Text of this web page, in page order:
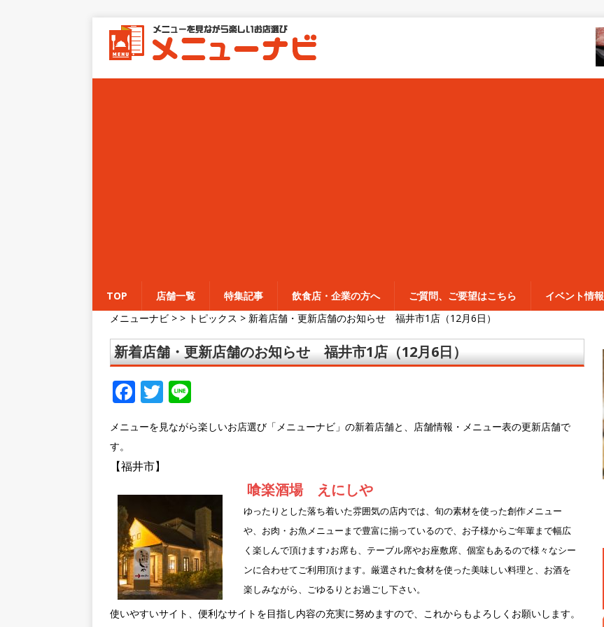
TOP 店舗一覧 特集記事 飲食店・企業の方へ ご質問、ご要望はこちら
イベント情報
メニューナビ > > トピックス > 新着店舗・更新店舗のお知らせ 福井市1店（12月6日）
新着店舗・更新店舗のお知らせ 福井市1店（12月6日）
F
c
e
b
o
o
k
T
it
n
e
メニューを見ながら楽しいお店選び「メニューナビ」の新着店舗と、店舗情報・メニュー表の更新店舗で
す。
【福井市】
喰楽酒場 えにしや
ゆったりとした落ち着いた雰囲気の店内では、旬の素材を使った創作メニュー
や、お肉・お魚メニューまで豊富に揃っているので、お子様からご年輩まで幅広
く楽しんで頂けます♪お席も、テーブル席やお座敷席、個室もあるので様々なシー
ンに合わせてご利用頂けます。厳選された食材を使った美味しい料理と、お酒を
楽しみながら、ごゆるりとお過ごし下さい。
使いやすいサイト、便利なサイトを目指し内容の充実に努めますので、これからもよろしくお願いします。